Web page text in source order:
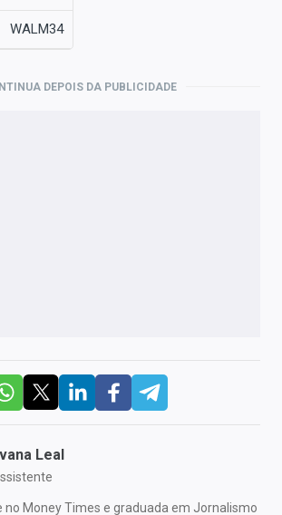
WALM34
DEPOIS DA PUBLICIDADE
Leal
no Money Times e graduada em Jornalismo